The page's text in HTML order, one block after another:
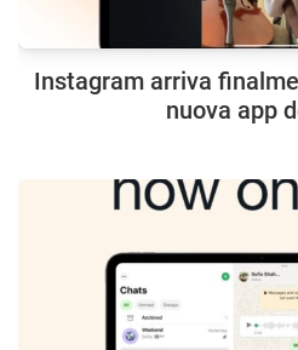
Instagram arriva
nuova app